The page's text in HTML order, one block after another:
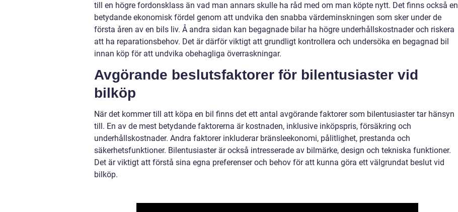
till en högre fordonsklass än vad man annars skulle ha råd med om man köpte nytt. Det finns också en
betydande ekonomisk fördel genom att undvika den snabba värdeminskningen som sker under de
första åren av en bils liv. Å andra sidan kan begagnade bilar ha högre underhållskostnader och riskera
att ha reparationsbehov. Det är därför viktigt att grundligt kontrollera och undersöka en begagnad bil
innan köp för att undvika obehagliga överraskningar.
Avgörande beslutsfaktorer för bilentusiaster vid
bilköp
När det kommer till att köpa en bil finns det ett antal avgörande faktorer som bilentusiaster tar hänsyn
till. En av de mest betydande faktorerna är kostnaden, inklusive inköpspris, försäkring och
underhållskostnader. Andra faktorer inkluderar bränsleekonomi, pålitlighet, prestanda och
säkerhetsfunktioner. Bilentusiaster är också intresserade av bilmärke, design och tekniska funktioner.
Det är viktigt att förstå sina egna preferenser och behov för att kunna göra ett välgrundat beslut vid
bilköp.